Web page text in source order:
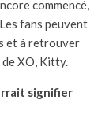
commencé,
fans peuvent
et à retrouver
de XO, Kitty.
signifier